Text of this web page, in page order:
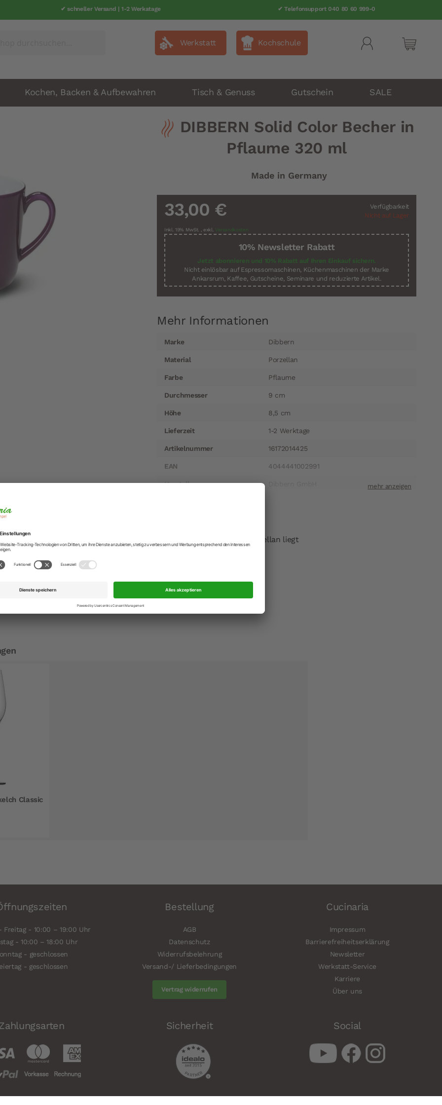
✔ schneller Versand | 1-2 Werkatage ✔ Telefonsupport 040 80 60 999-0
Mein
Werkstatt Kochschule
Kochen, Backen & Aufbewahren Tisch & Genuss Gutschein SALE
DIBBERN Solid Color Becher in
Pflaume 320 ml
Made in Germany
Verfügbarkeit
Nicht auf Lager
33,00 €
Inkl. 19% MwSt. , exkl. Versandkosten
10% Newsletter Rabatt
Jetzt abonnieren und 10% Rabatt auf Ihren Einkauf sichern.
Nicht einlösbar auf Espressomaschinen, Küchenmaschinen der Marke
Ankarsrum, Kaffee, Gutscheine, Seminare und reduzierte Artikel.
Mehr Informationen
Informationen
Marke Dibbern
Material Porzellan
Farbe Pflaume
Durchmesser 9 cm
Höhe 8,5 cm
Lieferzeit 1-2 Werktage
Artikelnummer 16172014425
EAN 4044441002991
Hersteller
Becher in Pflaume 320 ml
zwischendurch: Der Solid Color Henkelbecher aus Dibbern Porzellan liegt
und ist sowohl für das Büro als auch die eigene Küche verwendbar.
aber mikrowellenfest.
Classic
Freitag - 10:00 – 19:00 Uhr
- 10:00 – 18:00 Uhr
- geschlossen
- geschlossen
Bestellung
AGB
Datenschutz
Widerrufsbelehrung
Versand-/ Lieferbedingungen
Vertrag widerrufen
Cucinaria
Impressum
Barrierefreiheitserklärung
Newsletter
Werkstatt-Service
Karriere
Über uns
Sicherheit Social